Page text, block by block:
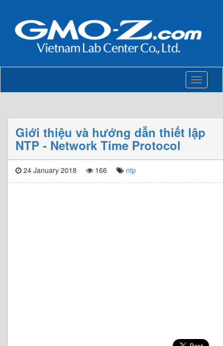
Toggle
Giới thiệu và hướng dẫn thiết lập
NTP - Network Time Protocol
24 January 2018 166 ntp